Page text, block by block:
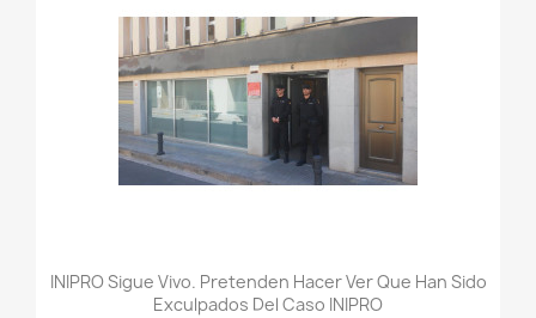
INIPRO Sigue Vivo. Pretenden Hacer Ver Que Han Sido
Exculpados Del Caso INIPRO